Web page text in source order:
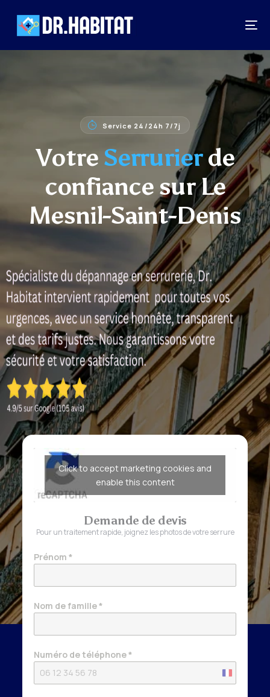
Service 24/24h 7/7j
Votre Serrurier de
confiance sur Le
Mesnil-Saint-Denis
Click to accept marketing cookies and
enable this content
Demande de devis
Pour un traitement rapide, joignez les photos de votre serrure
Prénom*
Nom de famille*
Numéro de téléphone*
France